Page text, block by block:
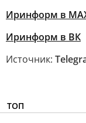
Иринформ в
Иринформ в ВК
Источник:
ТОП